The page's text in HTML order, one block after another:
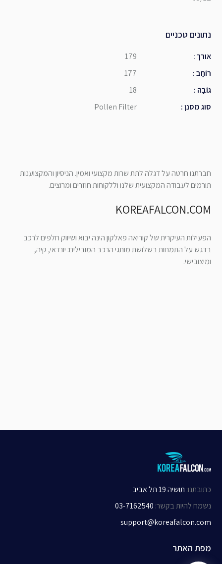
נתונים טכניים
179 :אורך
177
:רוֹחַב
18
: גוֹבַה
Pollen Filter
:סוג מסנן
חברתנו חרטה על דגלה לתת שרות מקצועי ואמין. הניסיון והמקצוענות
תורמים לעבודה המקצועית שלנו וללקוחות חוזרים ומרוצים.
KOREAFALCON.COM
הפעילות העיקרית של קוריאה פאלקון הינה יבוא ושיווק חלפים לרכב
בדגש על התמחות בשלושת מותגי הרכב המובילים: יונדאי, קיה,
ומיצובישי.
מפת האתר
תושיה 19 תל אביב :כתובתנו
03-7162540 :נשמח להיות בקשר
support@koreafalcon.com